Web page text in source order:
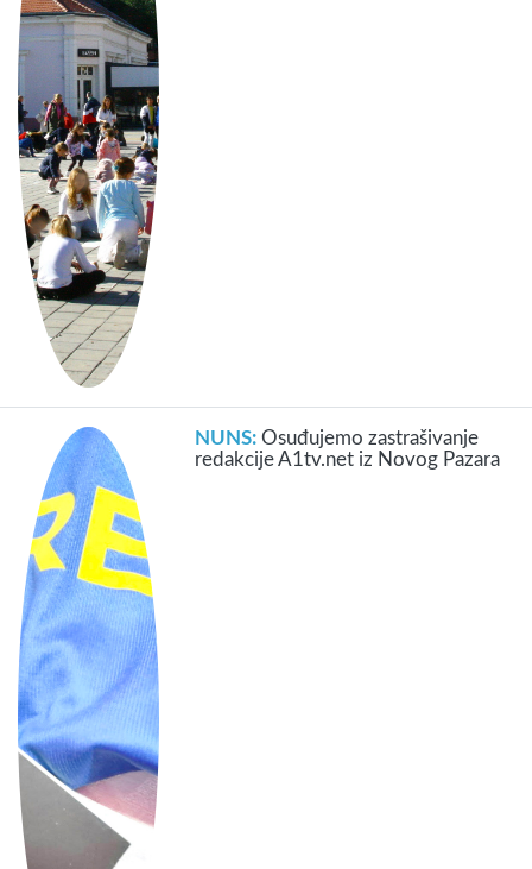
NUNS:Osuđujemo zastrašivanje
redakcije A1tv.net iz Novog Pazara